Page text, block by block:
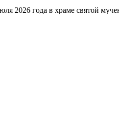
2026 года в храме святой